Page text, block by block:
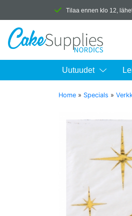
Tilaa ennen klo 12,
Uutuudet
Home » Specials »